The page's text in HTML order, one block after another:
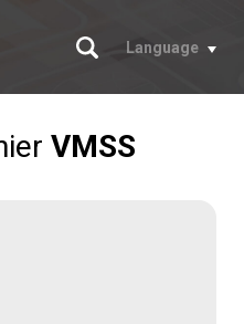
Chercher
Language
VMSS